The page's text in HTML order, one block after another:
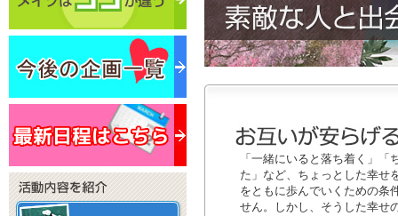
「一緒にいると落ち着く」
た」など、ちょっとした幸せ
をともに歩んでいくための条
せん。しかし、そうした幸せ